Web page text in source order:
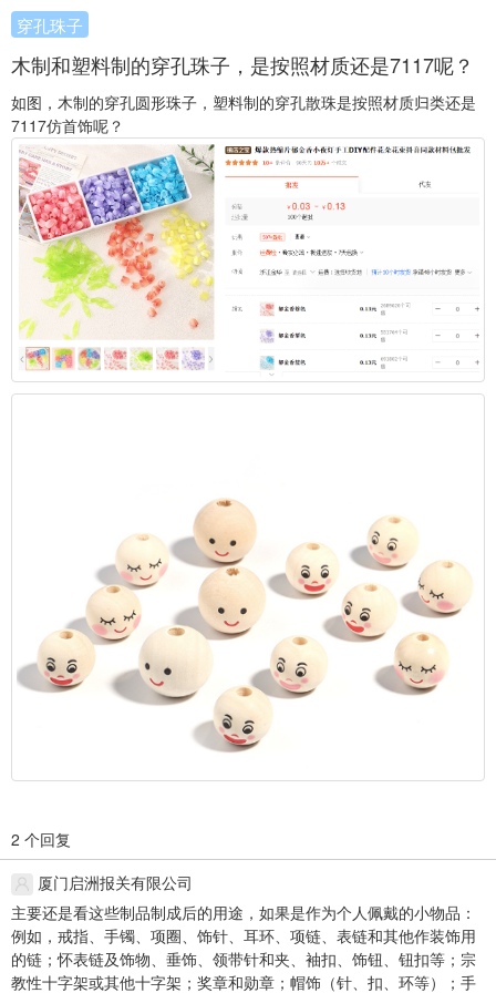
穿孔珠子
木制和塑料制的穿孔珠子，是按照材质还是7117呢？
如图，木制的穿孔圆形珠子，塑料制的穿孔散珠是按照材质归类还是
7117仿首饰呢？
2 个回复
厦门启洲报关有限公司
主要还是看这些制品制成后的用途，如果是作为个人佩戴的小物品：
例如，戒指、手镯、项圈、饰针、耳环、项链、表链和其他作装饰用
的链；怀表链及饰物、垂饰、领带针和夹、袖扣、饰钮、钮扣等；宗
教性十字架或其他十字架；奖章和勋章；帽饰（针、扣、环等）；手